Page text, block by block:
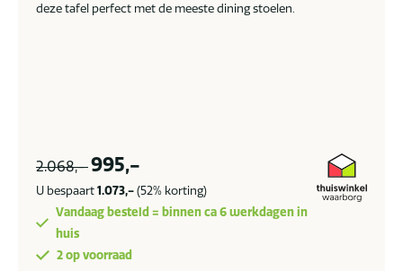
deze tafel perfect met de meeste dining stoelen.
2.068,- 995,-
U bespaart1.073,-(52% korting)
Vandaag besteld = binnen ca 6 werkdagen in
huis
2 op voorraad